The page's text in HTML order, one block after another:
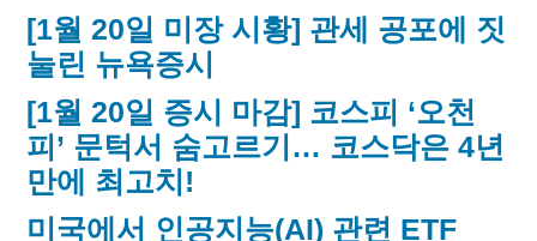
[1월 20일 미장 시황] 관세 공포에 짓
눌린 뉴욕증시
[1월 20일 증시 마감] 코스피 ‘오천
피’ 문턱서 숨고르기… 코스닥은 4년
만에 최고치!
미국에서 인공지능(AI) 관련 ETF